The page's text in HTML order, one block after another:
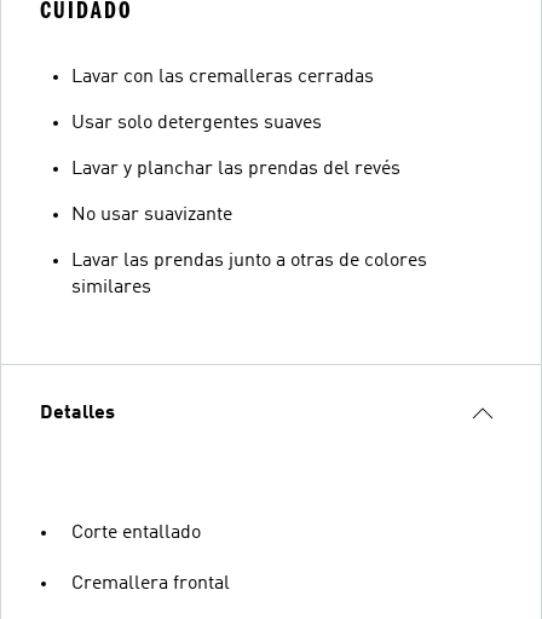
CUIDADO
Lavar con las cremalleras cerradas
Usar solo detergentes suaves
Lavar y planchar las prendas del revés
No usar suavizante
Lavar las prendas junto a otras de colores
similares
Detalles
Corte entallado
Cremallera frontal